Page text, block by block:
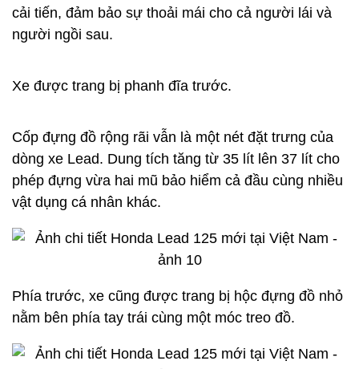
cải tiến, đảm bảo sự thoải mái cho cả người lái và
người ngồi sau.
Xe được trang bị phanh đĩa trước.
Cốp đựng đồ rộng rãi vẫn là một nét đặt trưng của
dòng xe Lead. Dung tích tăng từ 35 lít lên 37 lít cho
phép đựng vừa hai mũ bảo hiểm cả đầu cùng nhiều
vật dụng cá nhân khác.
Phía trước, xe cũng được trang bị hộc đựng đồ nhỏ
nằm bên phía tay trái cùng một móc treo đồ.